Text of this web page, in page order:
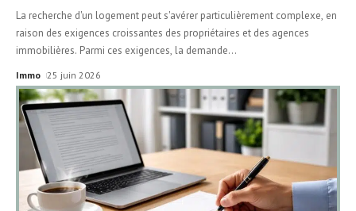
La recherche d'un logement peut s'avérer particulièrement complexe, en
raison des exigences croissantes des propriétaires et des agences
immobilières. Parmi ces exigences, la demande…
Immo 25 juin 2026